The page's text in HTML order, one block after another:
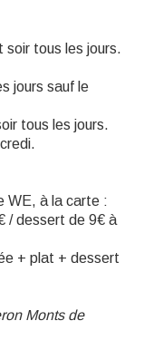
soir tous les jours.
jours sauf le
tous les jours.
WE, à la carte :
/ dessert de 9€ à
+ plat + dessert
Monts de